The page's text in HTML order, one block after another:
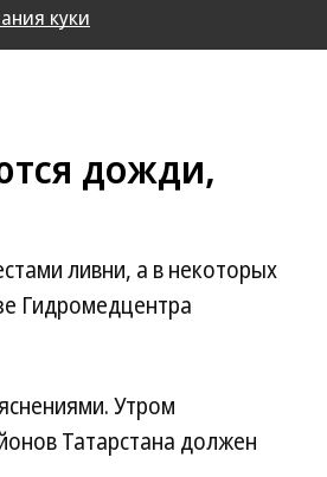
куки
дожди,
ливни, а в некоторых
Гидромедцентра
Утром
Татарстана должен